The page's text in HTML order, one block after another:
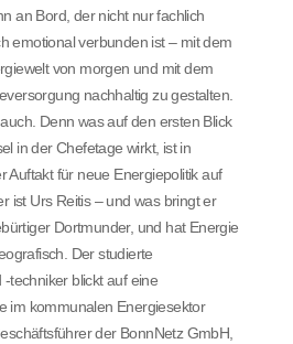
an Bord, der nicht nur fachlich
emotional verbunden ist – mit dem
von morgen und mit dem
nachhaltig zu gestalten.
Denn was auf den ersten Blick
in der Chefetage wirkt, ist in
Auftakt für neue Energiepolitik auf
ist Urs Reitis – und was bringt er
Dortmunder, und hat Energie
Der studierte
techniker blickt auf eine
im kommunalen Energiesektor
der BonnNetz GmbH,